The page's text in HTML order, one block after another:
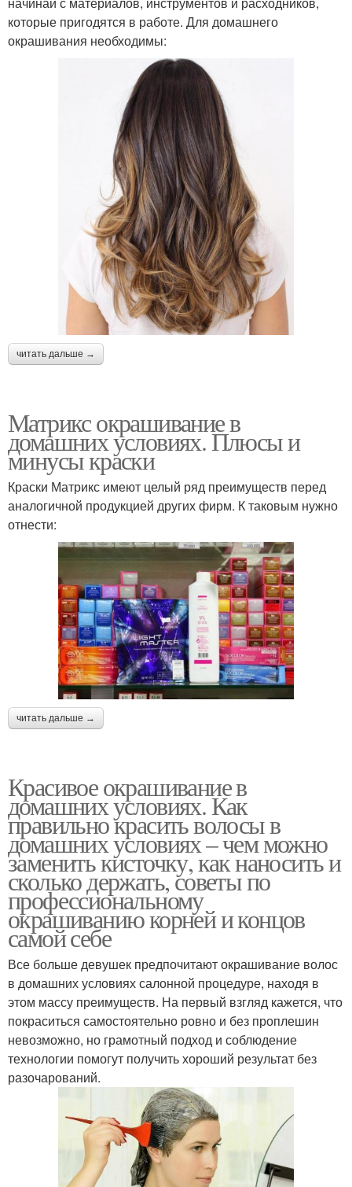
которые пригодятся в работе. Для домашнего
окрашивания необходимы:
читать дальше →
Матрикс окрашивание в
домашних условиях. Плюсы и
минусы краски
Краски Матрикс имеют целый ряд преимуществ перед
аналогичной продукцией других фирм. К таковым нужно
отнести:
читать дальше →
Красивое окрашивание в
домашних условиях. Как
правильно красить волосы в
домашних условиях – чем можно
заменить кисточку, как наносить и
сколько держать, советы по
профессиональному
окрашиванию корней и концов
самой себе
Все больше девушек предпочитают окрашивание волос
в домашних условиях салонной процедуре, находя в
этом массу преимуществ. На первый взгляд кажется, что
покраситься самостоятельно ровно и без проплешин
невозможно, но грамотный подход и соблюдение
технологии помогут получить хороший результат без
разочарований.